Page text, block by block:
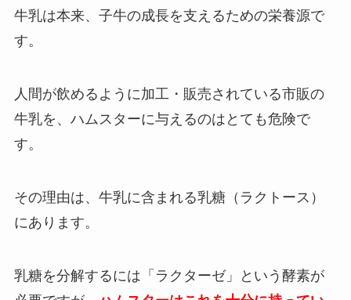
牛乳は本来、子牛の成長を支えるための栄養源で
す。
人間が飲めるように加工・販売されている市販の
牛乳を、ハムスターに与えるのはとても危険で
す。
その理由は、牛乳に含まれる乳糖（ラクトース）
にあります。
乳糖を分解するには「ラクターゼ」という酵素が